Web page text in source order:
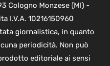
Cologno Monzese (MI) -
I.V.A. 10216150960
giornalistica, in quanto
periodicità. Non può
editoriale ai sensi